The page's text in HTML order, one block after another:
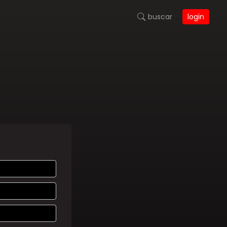
buscar login